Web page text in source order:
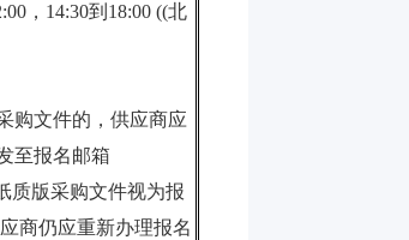
， 14:30到 18:00 ((北
购文件的，供应商应
至报名邮箱
质版采购文件视为报
商仍应重新办理报名